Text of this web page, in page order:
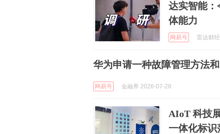
达实智能
体能力
网易号 雷达财
华为申请一种故障管理方法
网易号 金融界 2026-07-28
AIoT 科技
一体化标识